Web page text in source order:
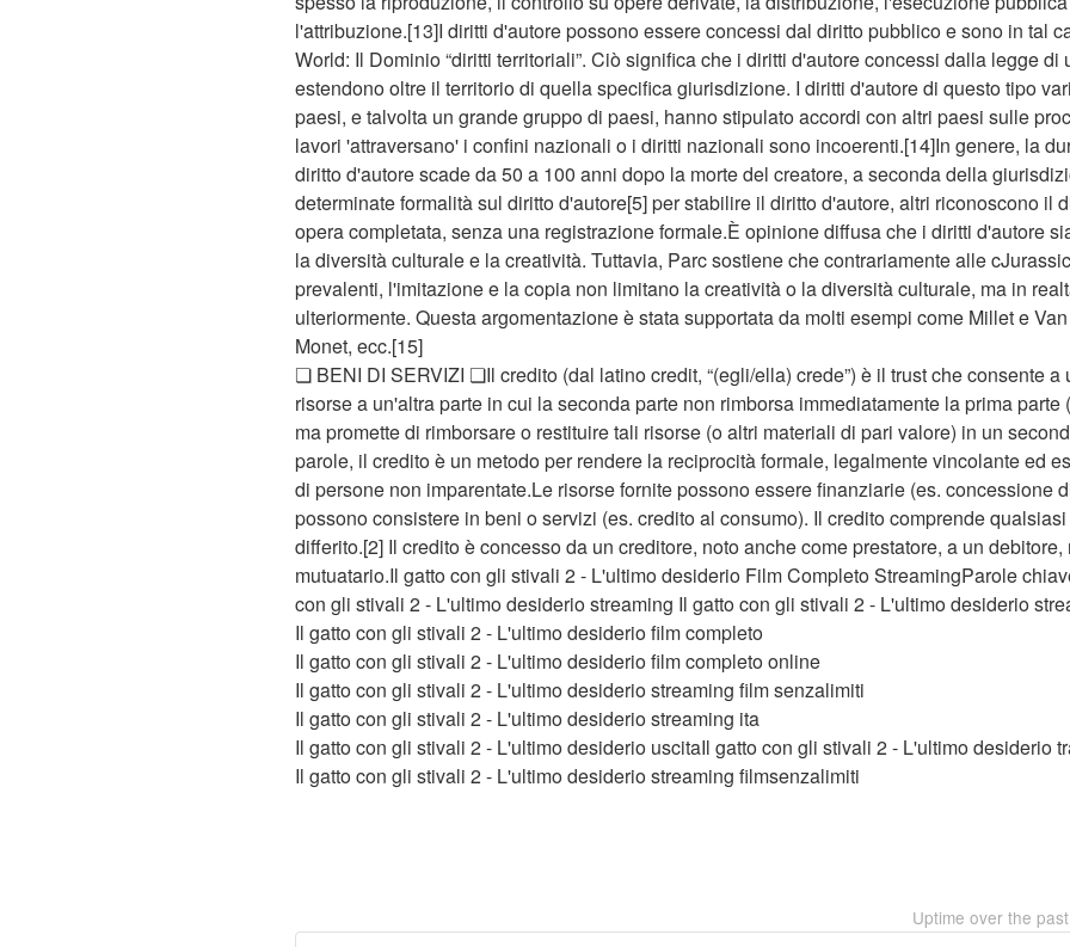
l'attribuzione.[13]I diritti d'autore possono essere concessi dal diritto pubblico e sono in tal
World: Il Dominio “diritti territoriali”. Ciò significa che i diritti d'autore concessi dalla legge di
estendono oltre il territorio di quella specifica giurisdizione. I diritti d'autore di questo tipo
paesi, e talvolta un grande gruppo di paesi, hanno stipulato accordi con altri paesi sulle
lavori 'attraversano' i confini nazionali o i diritti nazionali sono incoerenti.[14]In genere, la
diritto d'autore scade da 50 a 100 anni dopo la morte del creatore, a seconda della
determinate formalità sul diritto d'autore[5] per stabilire il diritto d'autore, altri riconoscono il
opera completata, senza una registrazione formale.È opinione diffusa che i diritti d'autore
la diversità culturale e la creatività. Tuttavia, Parc sostiene che contrariamente alle
prevalenti, l'imitazione e la copia non limitano la creatività o la diversità culturale, ma in
ulteriormente. Questa argomentazione è stata supportata da molti esempi come Millet e
Monet, ecc.[15]
❏ BENI DI SERVIZI ❏Il credito (dal latino credit, “(egli/ella) crede”) è il trust che consente a
risorse a un'altra parte in cui la seconda parte non rimborsa immediatamente la prima
ma promette di rimborsare o restituire tali risorse (o altri materiali di pari valore) in un
parole, il credito è un metodo per rendere la reciprocità formale, legalmente vincolante ed
di persone non imparentate.Le risorse fornite possono essere finanziarie (es. concessione
possono consistere in beni o servizi (es. credito al consumo). Il credito comprende
differito.[2] Il credito è concesso da un creditore, noto anche come prestatore, a un
mutuatario.Il gatto con gli stivali 2 - L'ultimo desiderio Film Completo StreamingParole
con gli stivali 2 - L'ultimo desiderio streaming Il gatto con gli stivali 2 - L'ultimo desiderio
Il gatto con gli stivali 2 - L'ultimo desiderio film completo
Il gatto con gli stivali 2 - L'ultimo desiderio film completo online
Il gatto con gli stivali 2 - L'ultimo desiderio streaming film senzalimiti
Il gatto con gli stivali 2 - L'ultimo desiderio streaming ita
Il gatto con gli stivali 2 - L'ultimo desiderio uscitaIl gatto con gli stivali 2 - L'ultimo desiderio
Il gatto con gli stivali 2 - L'ultimo desiderio streaming filmsenzalimiti
Uptime over the past